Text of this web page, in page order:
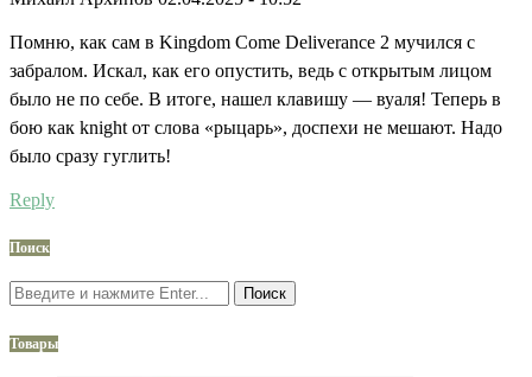
Помню, как сам в Kingdom Come Deliverance 2 мучился с
забралом. Искал, как его опустить, ведь с открытым лицом
было не по себе. В итоге, нашел клавишу — вуаля! Теперь в
бою как knight от слова «рыцарь», доспехи не мешают. Надо
было сразу гуглить!
Reply
Поиск
Поиск
Товары